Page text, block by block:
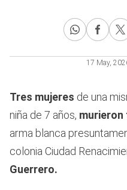
17 May,
Tres mujeres de una
niña de 7 años,
arma blanca
colonia Ciudad
Guerrero.